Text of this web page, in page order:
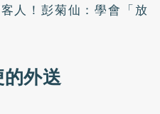
人！彭菊仙：學會「放
外送